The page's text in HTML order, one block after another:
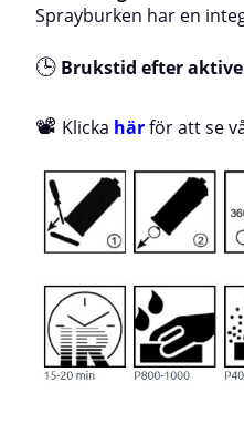
se en instruktionsvideo för hur
härdaren i en 2-komponentsburk
Sprayburken har en
🕒 Brukstid efter
📽 Klicka härför att se